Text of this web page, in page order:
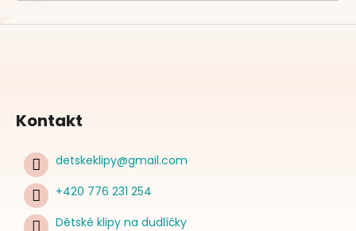
Kontakt
detskeklipy@gmail.com
+420 776 231 254
Dětské klipy na dudlíčky